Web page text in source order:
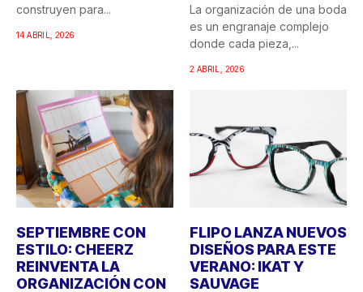
construyen para...
14 ABRIL, 2026
La organización de una boda
es un engranaje complejo
donde cada pieza,...
2 ABRIL, 2026
SEPTIEMBRE CON
ESTILO: CHEERZ
REINVENTA LA
ORGANIZACIÓN CON
FLIPO LANZA NUEVOS
DISEÑOS PARA ESTE
VERANO: IKAT Y
SAUVAGE